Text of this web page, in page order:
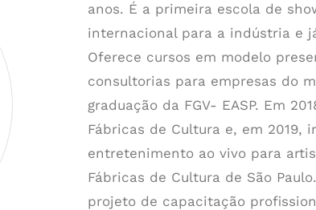
anos. É a primeira escola de
internacional para a indústria e
Oferece cursos em modelo
consultorias para empresas do
graduação da FGV- EASP. Em
Fábricas de Cultura e, em
entretenimento ao vivo para
Fábricas de Cultura de São
projeto de capacitação